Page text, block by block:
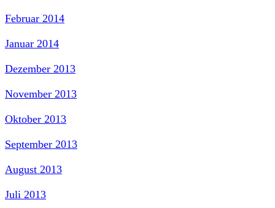
Februar 2014
Januar 2014
Dezember 2013
November 2013
Oktober 2013
September 2013
August 2013
Juli 2013